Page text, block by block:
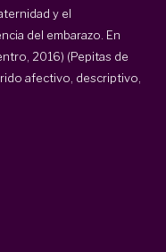
y el
del embarazo. En
2016) (Pepitas de
afectivo, descriptivo,